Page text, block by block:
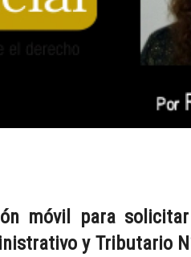
móvil para
y Tributario